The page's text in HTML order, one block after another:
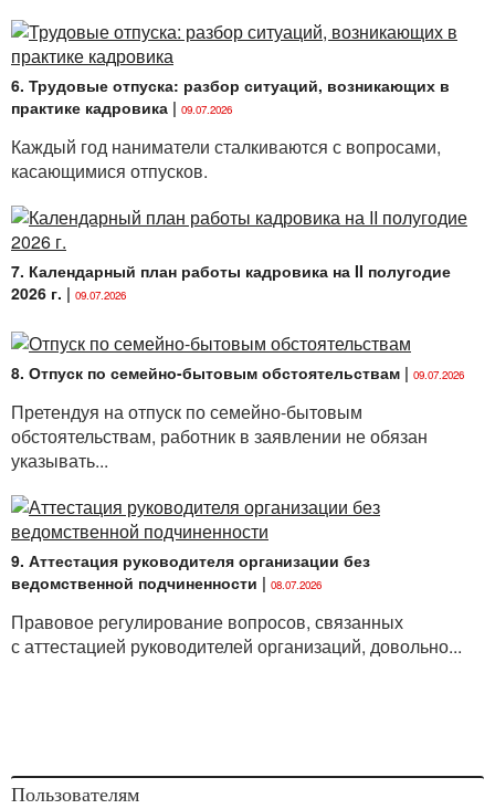
6. Трудовые отпуска: разбор ситуаций, возникающих в
практике кадровика | 09.07.2026
Каждый год наниматели сталкиваются с вопросами,
касающимися отпусков.
7. Календарный план работы кадровика на II полугодие
2026 г. | 09.07.2026
8. Отпуск по семейно-бытовым обстоятельствам | 09.07.2026
Претендуя на отпуск по семейно-бытовым
обстоятельствам, работник в заявлении не обязан
указывать...
9. Аттестация руководителя организации без
ведомственной подчиненности | 08.07.2026
Правовое регулирование вопросов, связанных
с аттестацией руководителей организаций, довольно...
Пользователям